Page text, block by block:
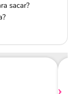
sacar?